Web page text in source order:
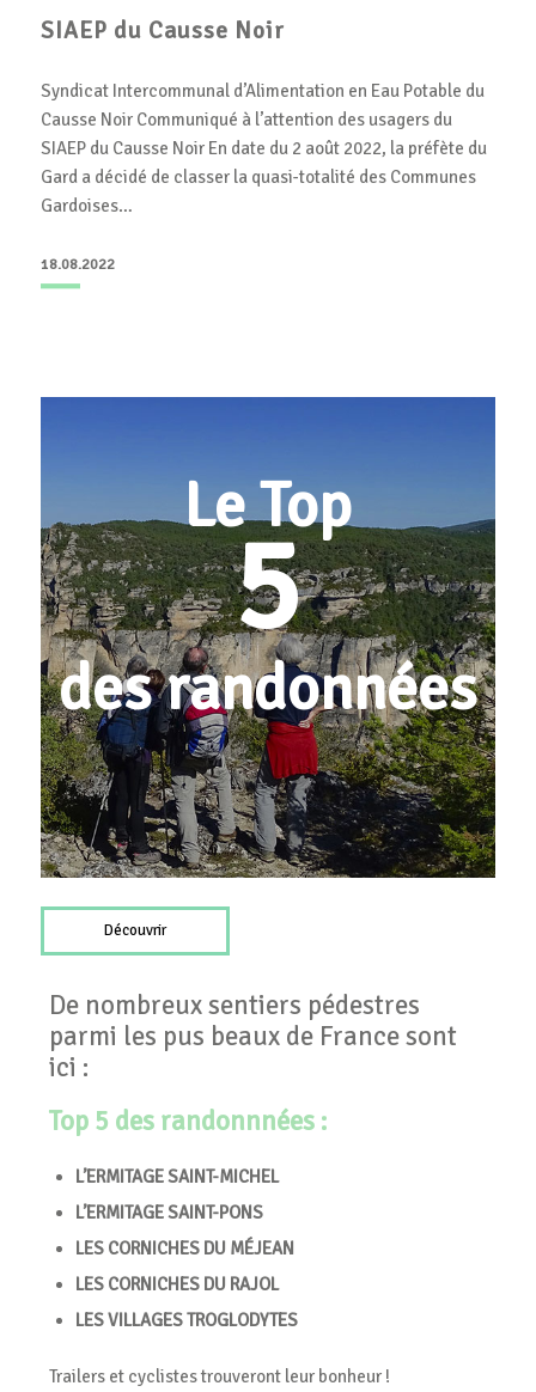
SIAEP du Causse Noir
Syndicat Intercommunal d’Alimentation en Eau Potable du
Causse Noir Communiqué à l’attention des usagers du
SIAEP du Causse Noir En date du 2 août 2022, la préfète du
Gard a décidé de classer la quasi-totalité des Communes
Gardoises…
18.08.2022
Le Top
5
des randonnées
Découvrir
De nombreux sentiers pédestres
parmi les pus beaux de France sont
ici :
Top 5 des randonnnées :
L’ERMITAGE SAINT-MICHEL
L’ERMITAGE SAINT-PONS
LES CORNICHES DU MÉJEAN
LES CORNICHES DU RAJOL
LES VILLAGES TROGLODYTES
Trailers et cyclistes trouveront leur bonheur !